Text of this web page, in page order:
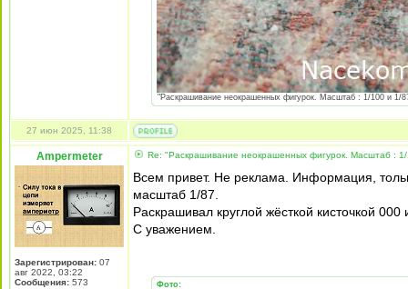
"Раскрашивание неокрашенных фигурок. Масштаб : 1/100 и 1/
27 июн 2025, 11:38
Ampermeter
Зарегистрирован: 07
авг 2022, 03:22
Сообщения: 573
Re: "Раскрашивание неокрашенных фигурок. Масштаб :
Всем привет. Не реклама. Информация,
масштаб 1/87.
Раскрашивал круглой жёсткой кисточкой
С уважением.
Фото: